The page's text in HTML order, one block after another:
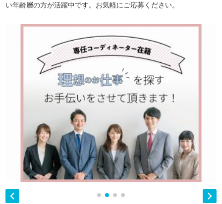
い年齢層の方が活躍中です。お気軽にご応募ください。
 